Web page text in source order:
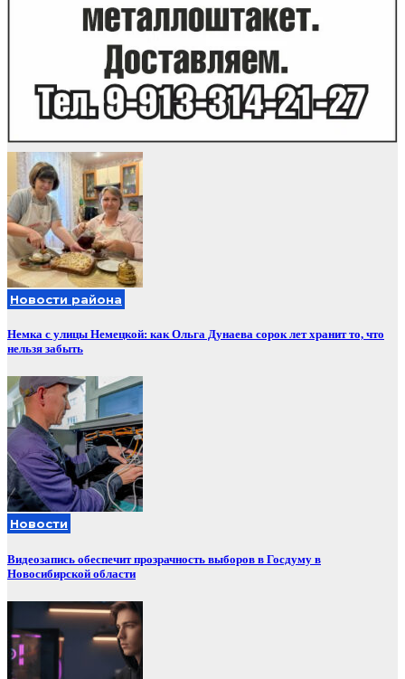
Новости района
Немка с улицы Немецкой: как Ольга Дунаева сорок лет хранит то, что
нельзя забыть
Новости
Видеозапись обеспечит прозрачность выборов в Госдуму в
Новосибирской области